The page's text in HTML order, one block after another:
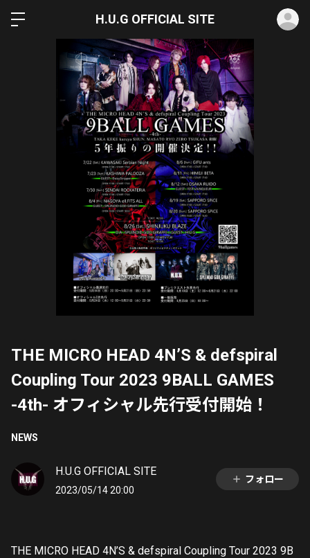
H.U.G OFFICIAL SITE
THE MICRO HEAD 4N’S & defspiral
Coupling Tour 2023 9BALL GAMES
-4th- オフィシャル先行受付開始！
NEWS
H.U.G OFFICIAL SITE
2023/05/14 20:00
フォロー
THE MICRO HEAD 4N’S & defspiral Coupling Tour 2023 9B